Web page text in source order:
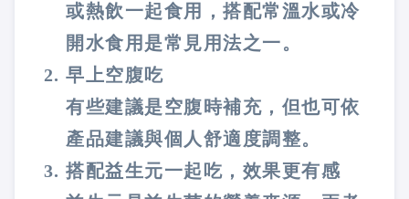
或熱飲一起食用，搭配常溫水或冷
開水食用是常見用法之一。
早上空腹吃
有些建議是空腹時補充，但也可依
產品建議與個人舒適度調整。
搭配益生元一起吃，效果更有感